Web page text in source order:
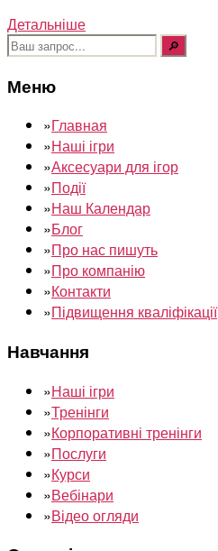
Детальніше
Шукати:
Меню
»Главная
»Наші ігри
»Аксесуари для ігор
»Події
»Наш Календар
»Блог
»Про нас пишуть
»Про компанію
»Контакти
»Підвищення кваліфікації
Навчання
»Наші ігри
»Тренінги
»Корпоративні тренінги
»Послуги
»Курси
»Вебінари
»Відео огляди